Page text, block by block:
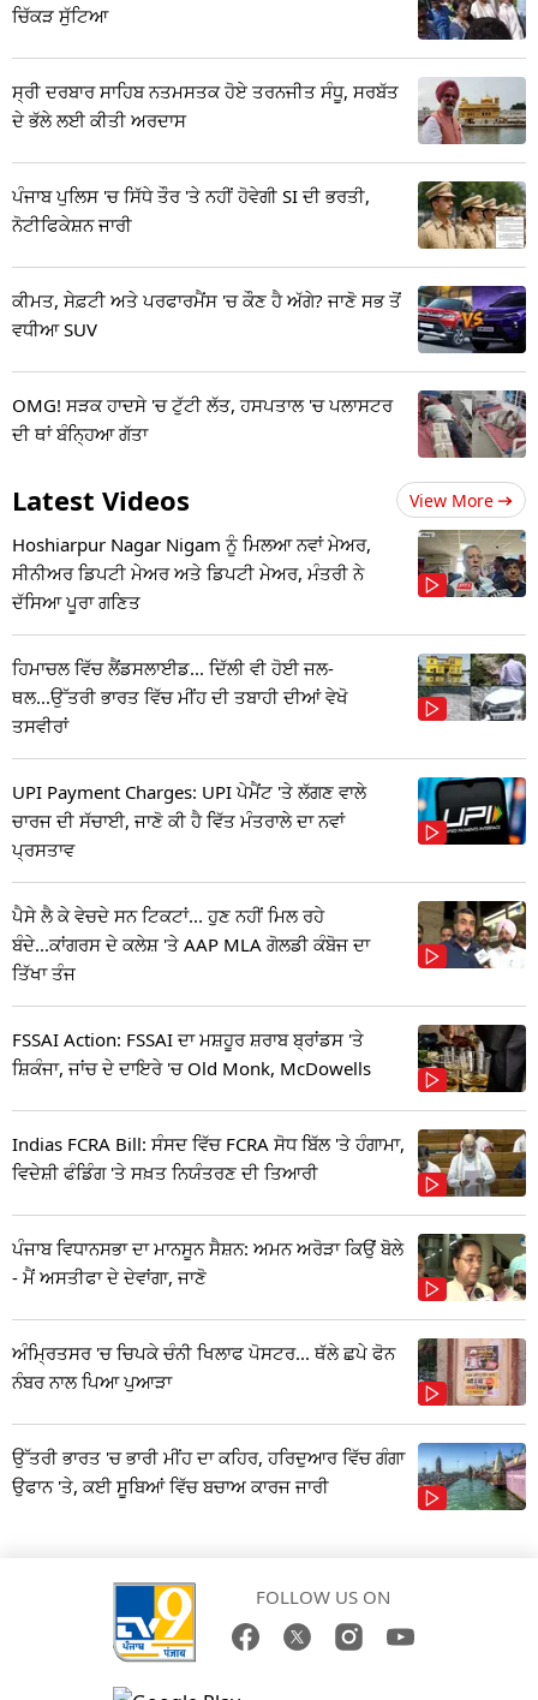
ਚਿੱਕੜ ਸੁੱਟਿਆ
ਸ੍ਰੀ ਦਰਬਾਰ ਸਾਹਿਬ ਨਤਮਸਤਕ ਹੋਏ ਤਰਨਜੀਤ ਸੰਧੂ, ਸਰਬੱਤ
ਦੇ ਭੱਲੇ ਲਈ ਕੀਤੀ ਅਰਦਾਸ
ਪੰਜਾਬ ਪੁਲਿਸ 'ਚ ਸਿੱਧੇ ਤੌਰ 'ਤੇ ਨਹੀਂ ਹੋਵੇਗੀ SI ਦੀ ਭਰਤੀ,
ਨੋਟੀਫਿਕੇਸ਼ਨ ਜਾਰੀ
ਕੀਮਤ, ਸੇਫ਼ਟੀ ਅਤੇ ਪਰਫਾਰਮੈਂਸ 'ਚ ਕੌਣ ਹੈ ਅੱਗੇ? ਜਾਣੋ ਸਭ ਤੋਂ
ਵਧੀਆ SUV
OMG! ਸੜਕ ਹਾਦਸੇ 'ਚ ਟੁੱਟੀ ਲੱਤ, ਹਸਪਤਾਲ 'ਚ ਪਲਾਸਟਰ
ਦੀ ਥਾਂ ਬੰਨ੍ਹਿਆ ਗੱਤਾ
Latest Videos View More
Hoshiarpur Nagar Nigam ਨੂੰ ਮਿਲਆ ਨਵਾਂ ਮੇਅਰ,
ਸੀਨੀਅਰ ਡਿਪਟੀ ਮੇਅਰ ਅਤੇ ਡਿਪਟੀ ਮੇਅਰ, ਮੰਤਰੀ ਨੇ
ਦੱਸਿਆ ਪੂਰਾ ਗਣਿਤ
ਹਿਮਾਚਲ ਵਿੱਚ ਲੈਂਡਸਲਾਈਡ... ਦਿੱਲੀ ਵੀ ਹੋਈ ਜਲ-
ਥਲ...ਉੱਤਰੀ ਭਾਰਤ ਵਿੱਚ ਮੀਂਹ ਦੀ ਤਬਾਹੀ ਦੀਆਂ ਵੇਖੋ
ਤਸਵੀਰਾਂ
UPI Payment Charges: UPI ਪੇਮੈਂਟ 'ਤੇ ਲੱਗਣ ਵਾਲੇ
ਚਾਰਜ ਦੀ ਸੱਚਾਈ, ਜਾਣੋ ਕੀ ਹੈ ਵਿੱਤ ਮੰਤਰਾਲੇ ਦਾ ਨਵਾਂ
ਪ੍ਰਸਤਾਵ
ਪੈਸੇ ਲੈ ਕੇ ਵੇਚਦੇ ਸਨ ਟਿਕਟਾਂ... ਹੁਣ ਨਹੀਂ ਮਿਲ ਰਹੇ
ਬੰਦੇ...ਕਾਂਗਰਸ ਦੇ ਕਲੇਸ਼ 'ਤੇ AAP MLA ਗੋਲਡੀ ਕੰਬੋਜ ਦਾ
ਤਿੱਖਾ ਤੰਜ
FSSAI Action: FSSAI ਦਾ ਮਸ਼ਹੂਰ ਸ਼ਰਾਬ ਬ੍ਰਾਂਡਸ 'ਤੇ
ਸ਼ਿਕੰਜਾ, ਜਾਂਚ ਦੇ ਦਾਇਰੇ 'ਚ Old Monk, McDowells
Indias FCRA Bill: ਸੰਸਦ ਵਿੱਚ FCRA ਸੋਧ ਬਿੱਲ 'ਤੇ ਹੰਗਾਮਾ,
ਵਿਦੇਸ਼ੀ ਫੰਡਿੰਗ 'ਤੇ ਸਖ਼ਤ ਨਿਯੰਤਰਣ ਦੀ ਤਿਆਰੀ
ਪੰਜਾਬ ਵਿਧਾਨਸਭਾ ਦਾ ਮਾਨਸੂਨ ਸੈਸ਼ਨ: ਅਮਨ ਅਰੋੜਾ ਕਿਉਂ ਬੋਲੇ
- ਮੈਂ ਅਸਤੀਫਾ ਦੇ ਦੇਵਾਂਗਾ, ਜਾਣੋ
ਅੰਮ੍ਰਿਤਸਰ 'ਚ ਚਿਪਕੇ ਚੰਨੀ ਖਿਲਾਫ ਪੋਸਟਰ... ਥੱਲੇ ਛਪੇ ਫੋਨ
ਨੰਬਰ ਨਾਲ ਪਿਆ ਪੁਆੜਾ
ਉੱਤਰੀ ਭਾਰਤ 'ਚ ਭਾਰੀ ਮੀਂਹ ਦਾ ਕਹਿਰ, ਹਰਿਦੁਆਰ ਵਿੱਚ ਗੰਗਾ
ਉਫਾਨ 'ਤੇ, ਕਈ ਸੂਬਿਆਂ ਵਿੱਚ ਬਚਾਅ ਕਾਰਜ ਜਾਰੀ
FOLLOW US ON